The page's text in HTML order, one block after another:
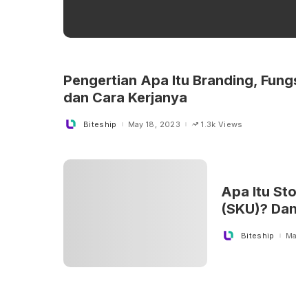
Pengertian Apa Itu Branding,
dan Cara Kerjanya
PostedBiteship May 18, 2023 1.3k Views
Apa Itu
(SKU)?
PostedBiteship